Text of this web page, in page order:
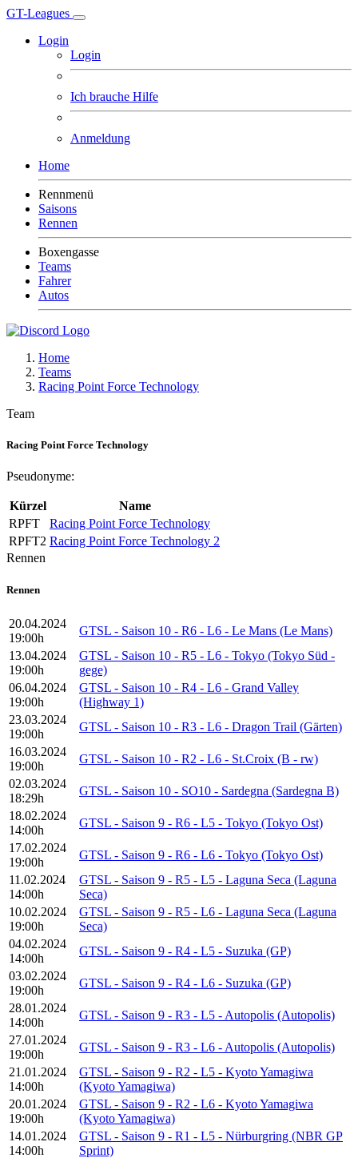
GT-Leagues
Login
Login
Ich brauche Hilfe
Anmeldung
Home
Rennmenü
Saisons
Rennen
Boxengasse
Teams
Fahrer
Autos
Home
Teams
Racing Point Force Technology
Team
Racing Point Force Technology
Pseudonyme:
Kürzel
Name
RPFT
Racing Point Force Technology
RPFT2 Racing Point Force Technology 2
Rennen
Rennen
20.04.2024
19:00h
GTSL - Saison 10 - R6 - L6 - Le Mans (Le Mans)
13.04.2024
19:00h
GTSL - Saison 10 - R5 - L6 - Tokyo (Tokyo Süd -
gege)
06.04.2024
19:00h
GTSL - Saison 10 - R4 - L6 - Grand Valley
(Highway 1)
23.03.2024
19:00h
GTSL - Saison 10 - R3 - L6 - Dragon Trail (Gärten)
16.03.2024
19:00h
GTSL - Saison 10 - R2 - L6 - St.Croix (B - rw)
02.03.2024
18:29h
GTSL - Saison 10 - SO10 - Sardegna (Sardegna B)
18.02.2024
14:00h
GTSL - Saison 9 - R6 - L5 - Tokyo (Tokyo Ost)
17.02.2024
19:00h
GTSL - Saison 9 - R6 - L6 - Tokyo (Tokyo Ost)
11.02.2024
14:00h
GTSL - Saison 9 - R5 - L5 - Laguna Seca (Laguna
Seca)
10.02.2024
19:00h
GTSL - Saison 9 - R5 - L6 - Laguna Seca (Laguna
Seca)
04.02.2024
14:00h
GTSL - Saison 9 - R4 - L5 - Suzuka (GP)
03.02.2024
19:00h
GTSL - Saison 9 - R4 - L6 - Suzuka (GP)
28.01.2024
14:00h
GTSL - Saison 9 - R3 - L5 - Autopolis (Autopolis)
27.01.2024
19:00h
GTSL - Saison 9 - R3 - L6 - Autopolis (Autopolis)
21.01.2024
14:00h
GTSL - Saison 9 - R2 - L5 - Kyoto Yamagiwa
(Kyoto Yamagiwa)
20.01.2024
19:00h
GTSL - Saison 9 - R2 - L6 - Kyoto Yamagiwa
(Kyoto Yamagiwa)
14.01.2024
14:00h
GTSL - Saison 9 - R1 - L5 - Nürburgring (NBR GP
Sprint)